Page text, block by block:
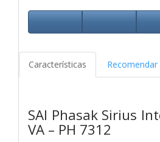
Características
SAI Phasak Sirius
VA – PH 7312